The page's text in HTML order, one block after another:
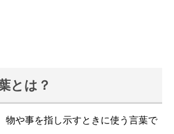
とは？
物や事を指し示すときに使う言葉で